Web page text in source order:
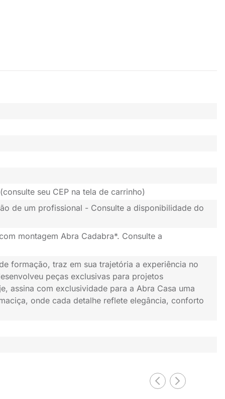
seu CEP na tela de carrinho)
de um profissional - Consulte a disponibilidade do
montagem Abra Cadabra*. Consulte a
formação, traz em sua trajetória a experiência no
peças exclusivas para projetos
assina com exclusividade para a Abra Casa uma
onde cada detalhe reflete elegância, conforto